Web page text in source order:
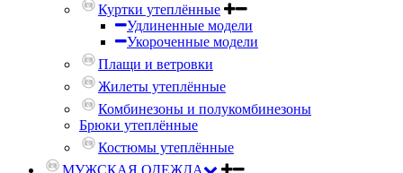
Куртки утеплённые
Удлиненные модели
Укороченные модели
Плащи и ветровки
Жилеты утеплённые
Комбинезоны и полукомбинезоны
Брюки утеплённые
Костюмы утеплённые
МУЖСКАЯ ОДЕЖДА